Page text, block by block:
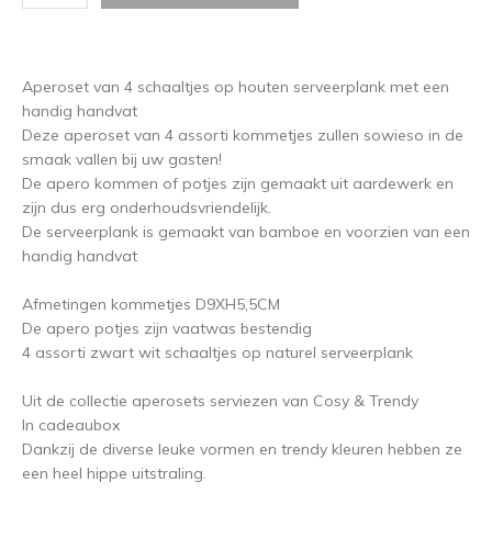
Aperoset van 4 schaaltjes op houten serveerplank met een
handig handvat
Deze aperoset van 4 assorti kommetjes zullen sowieso in de
smaak vallen bij uw gasten!
De apero kommen of potjes zijn gemaakt uit aardewerk en
zijn dus erg onderhoudsvriendelijk.
De serveerplank is gemaakt van bamboe en voorzien van een
handig handvat
Afmetingen kommetjes D9XH5,5CM
De apero potjes zijn vaatwas bestendig
4 assorti zwart wit schaaltjes op naturel serveerplank
Uit de collectie aperosets serviezen van Cosy & Trendy
In cadeaubox
Dankzij de diverse leuke vormen en trendy kleuren hebben ze
een heel hippe uitstraling.